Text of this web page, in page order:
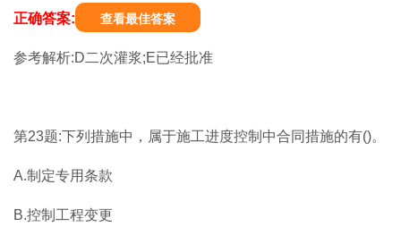
正确答案: 查看最佳答案
参考解析:D二次灌浆;E已经批准
第23题:下列措施中，属于施工进度控制中合同措施的有()。
A.制定专用条款
B.控制工程变更